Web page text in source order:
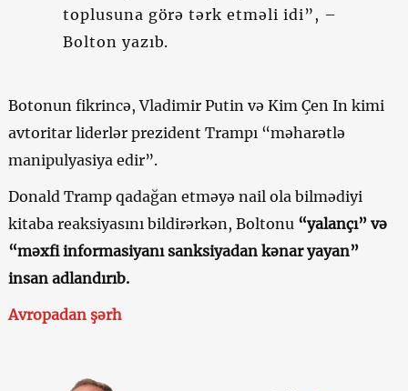
toplusuna görə tərk etməli idi”, –
Bolton yazıb.
Botonun fikrincə, Vladimir Putin və Kim Çen In kimi
avtoritar liderlər prezident Trampı “məharətlə
manipulyasiya edir”.
Donald Tramp qadağan etməyə nail ola bilmədiyi
kitaba reaksiyasını bildirərkən, Boltonu “yalançı” və
“məxfi informasiyanı sanksiyadan kənar yayan”
insan adlandırıb.
Avropadan şərh